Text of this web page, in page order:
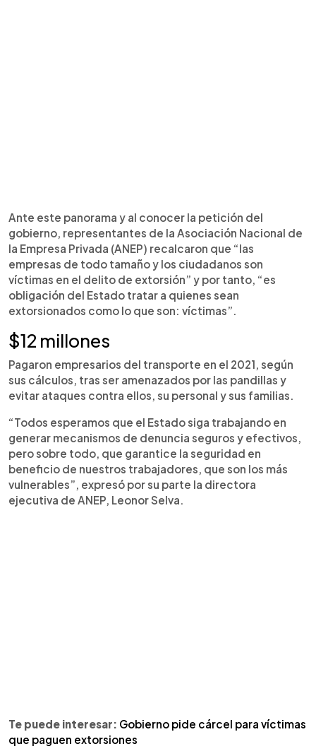
Ante este panorama y al conocer la petición del
gobierno, representantes de la Asociación Nacional de
la Empresa Privada (ANEP) recalcaron que “las
empresas de todo tamaño y los ciudadanos son
víctimas en el delito de extorsión” y por tanto, “es
obligación del Estado tratar a quienes sean
extorsionados como lo que son: víctimas”.
$12 millones
Pagaron empresarios del transporte en el 2021, según
sus cálculos, tras ser amenazados por las pandillas y
evitar ataques contra ellos, su personal y sus familias.
“Todos esperamos que el Estado siga trabajando en
generar mecanismos de denuncia seguros y efectivos,
pero sobre todo, que garantice la seguridad en
beneficio de nuestros trabajadores, que son los más
vulnerables”, expresó por su parte la directora
ejecutiva de ANEP, Leonor Selva.
Te puede interesar: Gobierno pide cárcel para víctimas
que paguen extorsiones